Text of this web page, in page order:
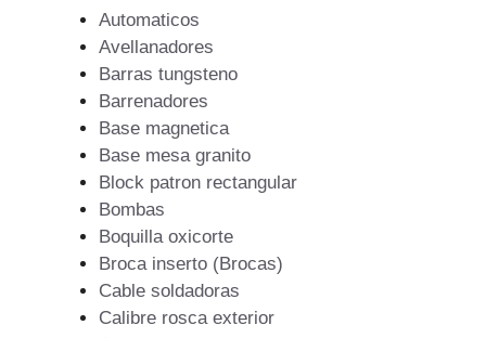
Automaticos
Avellanadores
Barras tungsteno
Barrenadores
Base magnetica
Base mesa granito
Block patron rectangular
Bombas
Boquilla oxicorte
Broca inserto (Brocas)
Cable soldadoras
Calibre rosca exterior